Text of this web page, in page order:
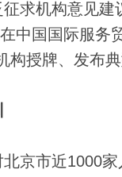
求机构意见
中国国际服务
构授牌、发布
市近1000家